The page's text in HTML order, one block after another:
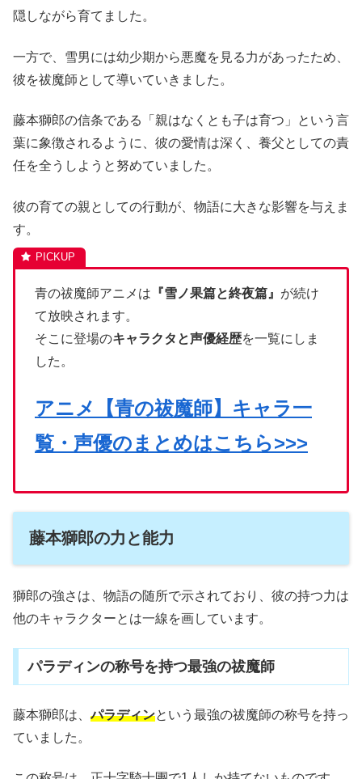
隠しながら育てました。
一方で、雪男には幼少期から悪魔を見る力があったため、
彼を祓魔師として導いていきました。
藤本獅郎の信条である「親はなくとも子は育つ」という言
葉に象徴されるように、彼の愛情は深く、養父としての責
任を全うしようと努めていました。
彼の育ての親としての行動が、物語に大きな影響を与えま
す。
青の祓魔師アニメは 『雪ノ果篇と終夜篇』 が続け
て放映されます。
そこに登場のキャラクタと声優経歴を一覧にしま
した。
アニメ【青の祓魔師】キャラ一
覧・声優のまとめはこちら>>>
藤本獅郎の力と能力
獅郎の強さは、物語の随所で示されており、彼の持つ力は
他のキャラクターとは一線を画しています。
パラディンの称号を持つ最強の祓魔師
藤本獅郎は、パラディンという最強の祓魔師の称号を持っ
ていました。